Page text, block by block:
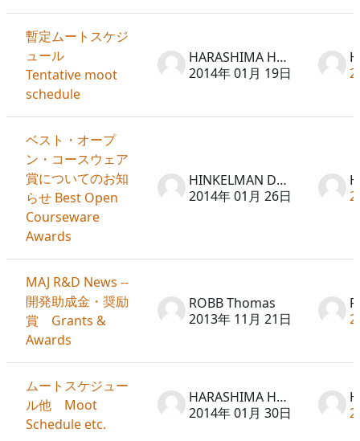
暫定ムートスケジ
ュール
Tentative moot
schedule
HARASHIMA Hideto
2014年 01月 19日
ベスト・オープ
ン・コースウェア
賞についてのお知
らせ Best Open
Courseware
Awards
HINKELMAN Don
2014年 01月 26日
MAJ R&D News --
開発助成金・奨励
賞 Grants &
Awards
ROBB Thomas
2013年 11月 21日
ムートスケジュー
ル他 Moot
Schedule etc.
HARASHIMA Hideto
2014年 01月 30日